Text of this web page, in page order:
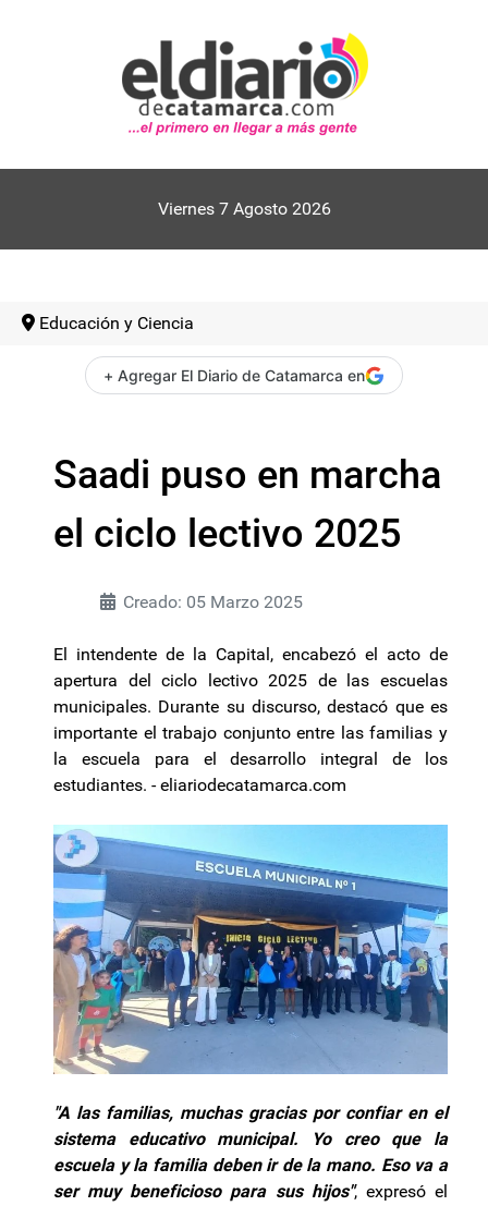
Viernes 7 Agosto 2026
Educación y Ciencia
+ Agregar El Diario de Catamarca en
Saadi puso en marcha
el ciclo lectivo 2025
Creado: 05 Marzo 2025
El intendente de la Capital, encabezó el acto de
apertura del ciclo lectivo 2025 de las escuelas
municipales. Durante su discurso, destacó que es
importante el trabajo conjunto entre las familias y
la escuela para el desarrollo integral de los
estudiantes. - eliariodecatamarca.com
"A las familias, muchas gracias por confiar en el
sistema educativo municipal. Yo creo que la
escuela y la familia deben ir de la mano. Eso va a
ser muy beneficioso para sus hijos", expresó el